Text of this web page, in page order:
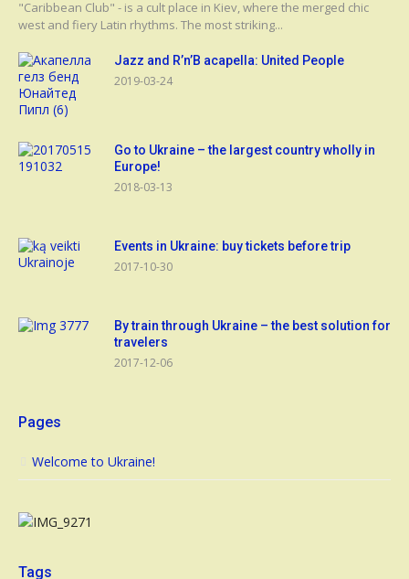
"Caribbean Club" - is a cult place in Kiev, where the merged chic
west and fiery Latin rhythms. The most striking...
Jazz and R’n’B acapella: United People
2019-03-24
Go to Ukraine – the largest country wholly in
Europe!
2018-03-13
Events in Ukraine: buy tickets before trip
2017-10-30
By train through Ukraine – the best solution for
travelers
2017-12-06
Pages
Welcome to Ukraine!
Tags